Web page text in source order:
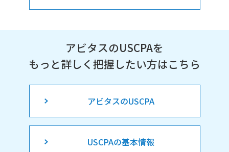
アビタスのUSCPAを
もっと詳しく把握したい方はこちら
アビタスのUSCPA
USCPAの基本情報